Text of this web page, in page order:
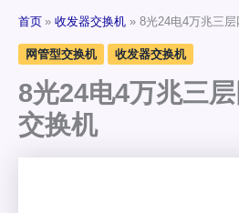
首页 收发器交换机 8光24电4万兆三
网管型交换机 收发器交换机
8光24电4万兆三
交换机